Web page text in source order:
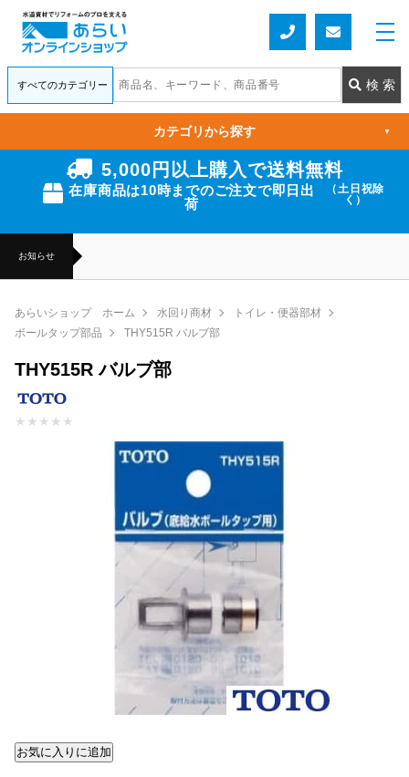
5,000円以上購入で送料無料
在庫商品は10時までのご注文で即日出
荷
（土日祝除
く）
お知らせ
カテゴリから探す ▼
あらいショップ ホーム 水回り商材
トイレ・便器部材
ボールタップ部品
THY515R バルブ部
THY515R バルブ部
★ ★ ★ ★ ★